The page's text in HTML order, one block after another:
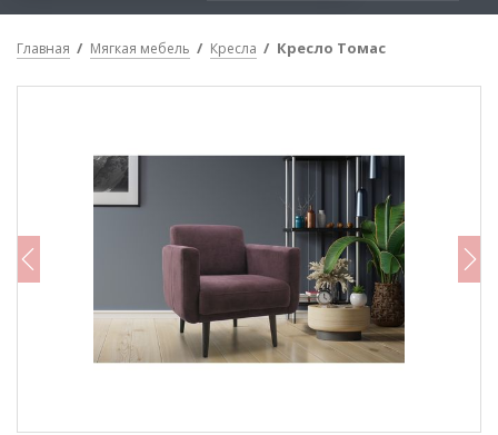
Главная Мягкая мебель Кресла Кресло Томас